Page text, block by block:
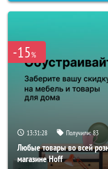
-15%
13:31:28 Получили:83
Любые товары во всей
магазине Hoff